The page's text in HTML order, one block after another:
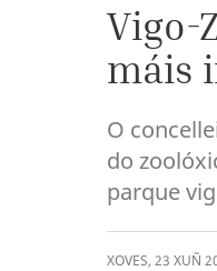
Vigo-
máis
O
do
parque
XOVES, 23 XUÑ